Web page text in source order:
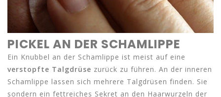
PICKEL AN DER SCHAMLIPPE
Ein Knubbel an der Schamlippe ist meist auf eine
verstopfte Talgdrüse zurück zu führen. An der inneren
Schamlippe lassen sich mehrere Talgdrüsen finden. Sie
sondern ein fettreiches Sekret an den Haarwurzeln der